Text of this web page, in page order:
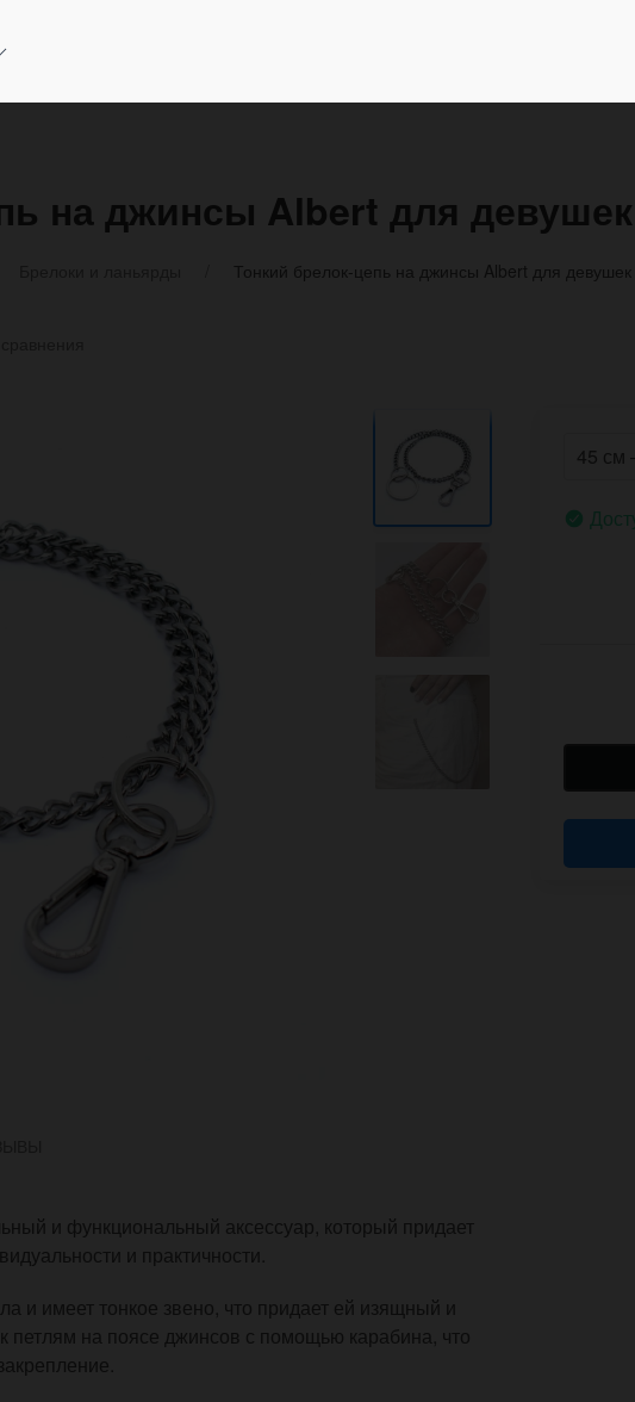
на джинсы Albert для девушек
Тонкий брелок-цепь на джинсы Albert для девушек
и функциональный аксессуар, который придает
и практичности.
и имеет тонкое звено, что придает ей изящный и
петлям на поясе джинсов с помощью карабина, что